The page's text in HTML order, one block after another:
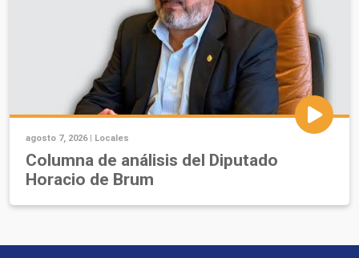
agosto 7, 2026 | Locales
Columna de análisis del Diputado
Horacio de Brum